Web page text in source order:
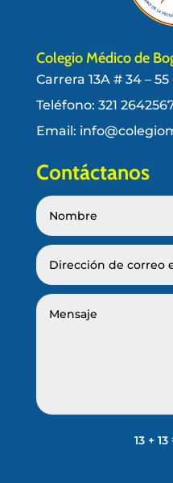
Colegio Médico de
Carrera 13A # 34 –
Teléfono: 321
Email:
Contáctanos
13 + 13